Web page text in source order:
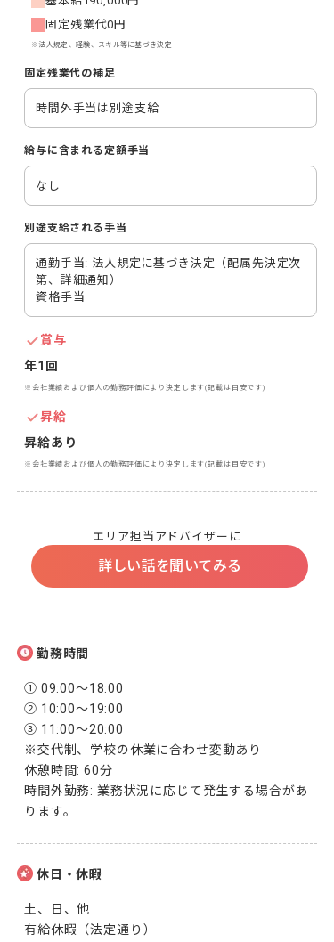
固定残業代0円
※法人規定、経験、スキル等に基づき決定
固定残業代の補足
時間外手当は別途支給
給与に含まれる定額手当
なし
別途支給される手当
通勤手当: 法人規定に基づき決定（配属先決定次
第、詳細通知）
資格手当
賞与
年1回
※会社業績および個人の勤務評価により決定します(記載は目安です)
昇給
昇給あり
※会社業績および個人の勤務評価により決定します(記載は目安です)
エリア担当アドバイザーに
詳しい話を聞いてみる
勤務時間
① 09:00～18:00
② 10:00～19:00
③ 11:00～20:00
※交代制、学校の休業に合わせ変動あり
休憩時間: 60分
時間外勤務: 業務状況に応じて発生する場合があ
ります。
休日・休暇
土、日、他
有給休暇（法定通り）